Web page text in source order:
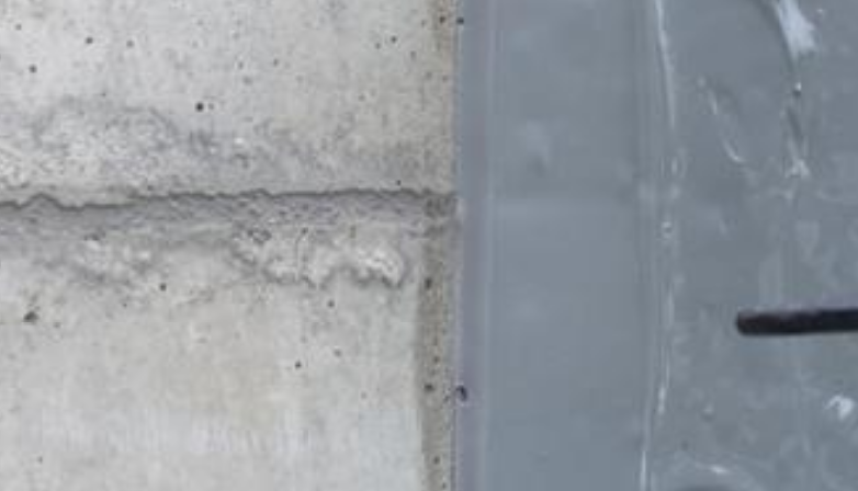
Ukladaniu cookies do pamäte môžete zabrániť zodpovedajúcim nastavením Vášho
prípade sa môže stať, že nebudete môcť v plnom rozsahu využívať všetky funkcie tejto
údajov, ktoré sa vytvárajú prostredníctvom cookie a ktoré sa vzťahujú na používanie tejto
ako aj zabrániť spracovaniu týchto údajov spoločnosťou Google takým spôsobom, že si
k dispozícii pod nasledujúcim hypertextovým odkazom:
https://tools.google.com/dlpage/gaoptout?hl=en
Námietka proti evidencii údajov
Kliknutím na nasledujúci hypertextový odkaz môžete prostredníctvom Google Analytics
Cookie, ktorý zabráni evidovaniu Vašich údajov pri budúcich návštevách tejto webovej
Disable Google Analytics
Viac informácií týkajúcich sa zaobchádzania s údajmi o používateľoch v Google Analytics
https://support.google.com/analytics/answer/6004245?hl=en
Spracovanie údajov o zákazke
So spoločnosťou Google sme uzavreli zmluvu o spracovaní údajov o zákazke a pri
nariadenia nemeckých úradov na ochranu údajov.
Naša webová stránka používa pluginy stránky YouTube prevádzkovanej spoločnosťou
Predmet*
Správa
Nahrajte svoj životopis
Celková veľkosť súboru: